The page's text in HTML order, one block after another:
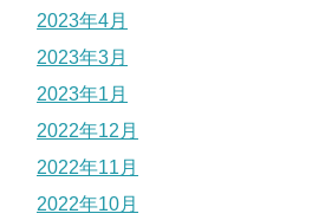
2023年4月
2023年3月
2023年1月
2022年12月
2022年11月
2022年10月